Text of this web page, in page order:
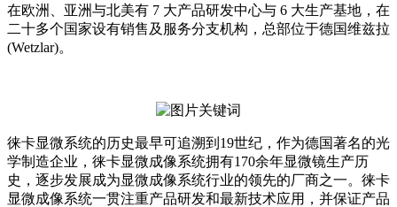
在欧洲、亚洲与北美有 7 大产品研发中心与 6 大生产基地，在
二十多个国家设有销售及服务分支机构，总部位于德国维兹拉
(Wetzlar)。
徕卡显微系统的历史最早可追溯到19世纪，作为德国著名的光
学制造企业，徕卡显微成像系统拥有170余年显微镜生产历
史，逐步发展成为显微成像系统行业的领先的厂商之一。徕卡
显微成像系统一贯注重产品研发和最新技术应用，并保证产品